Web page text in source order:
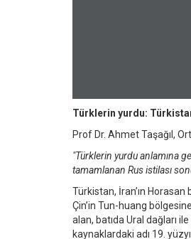
Türklerin yurdu:
Prof Dr. Ahmet Taşağıl,
"Türklerin yurdu anlamına
tamamlanan Rus istilası
Türkistan, İran’ın
Çin’in Tun-huang
alan, batıda Ural dağları
kaynaklardaki adı 19.